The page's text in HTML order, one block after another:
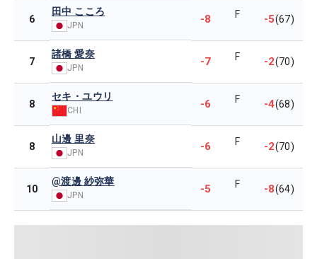
6
田中 こころ
JPN -8 F -5(67)
7
諸橋 愛奈
JPN -7 F -2(70)
8
セキ・ユウリ
CHI -6 F -4(68)
8
山邊 里奈
JPN -6 F -2(70)
10
@渡邊 紗弥華
JPN -5 F -8(64)